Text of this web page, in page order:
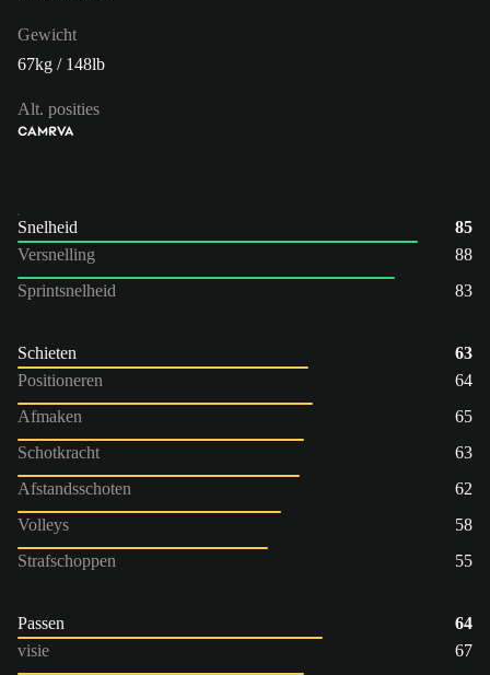
Gewicht
67kg / 148lb
Alt. posities
CAMRVA
Snelheid
85
Versnelling
88
Sprintsnelheid
83
Schieten
63
Positioneren
64
Afmaken
65
Schotkracht
63
Afstandsschoten
62
Volleys
58
Strafschoppen
55
Passen
64
visie
67